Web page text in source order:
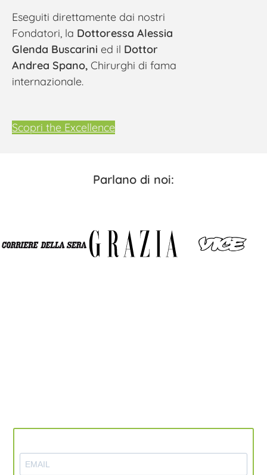
Eseguiti direttamente dai nostri
Fondatori, la Dottoressa Alessia
Glenda Buscarini ed il Dottor
Andrea Spano, Chirurghi di fama
internazionale.
Scopri the Excellence
Parlano di noi: